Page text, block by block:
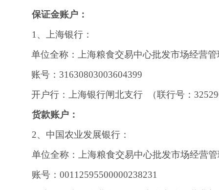
保证金账户：
1、上海银行：
单位全称：上海粮食交易中心批发市场经营
账号： 31630803003604399
开户行：上海银行闸北支行 （联行号：
货款账户：
2、中国农业发展银行：
单位全称：上海粮食交易中心批发市场经营
账号：00112595500000238231